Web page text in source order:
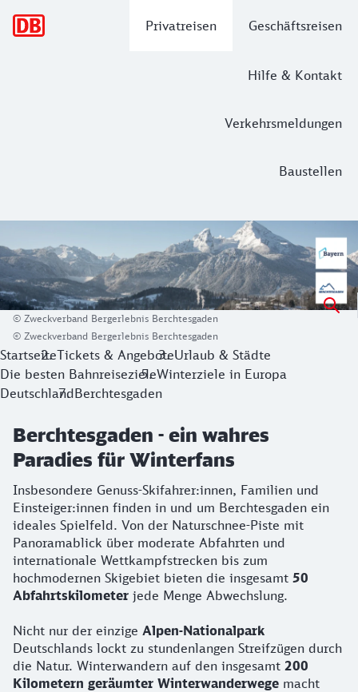
Privatreisen Geschäftsreisen
Hilfe & Kontakt
Verkehrsmeldungen
Baustellen
Berchtesgaden - ein wahres
Insbesondere Genuss-Skifahrer:innen, Familien und
Nicht nur der einzigeAlpen-Nationalpark Deutschlands
© Zweckverband Bergerlebnis Berchtesgaden
© Zweckverband Bergerlebnis Berchtesgaden
StartseiteTickets & AngeboteUrlaub & Städte
Die besten BahnreisezieleWinterziele in Europa
DeutschlandBerchtesgaden
Berchtesgaden - ein wahres
Paradies für Winterfans
Insbesondere Genuss-Skifahrer:innen, Familien und
Einsteiger:innen finden in und um Berchtesgaden ein
ideales Spielfeld. Von der Naturschnee-Piste mit
Panoramablick über moderate Abfahrten und
internationale Wettkampfstrecken bis zum
hochmodernen Skigebiet bieten die insgesamt 50
Abfahrtskilometer jede Menge Abwechslung.
Nicht nur der einzige Alpen-Nationalpark
Deutschlands lockt zu stundenlangen Streifzügen durch
die Natur. Winterwandern auf den insgesamt 200
Kilometern geräumter Winterwanderwege macht